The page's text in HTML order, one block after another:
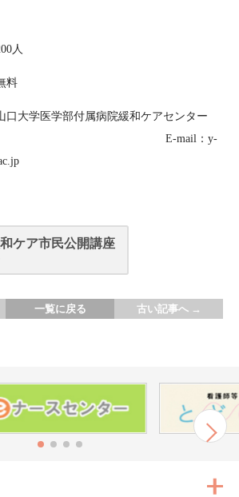
医学部付属病院緩和ケアセンター
85-3070 E-mail：y-
ケア市民公開講座
一覧に戻る 古い記事へ →